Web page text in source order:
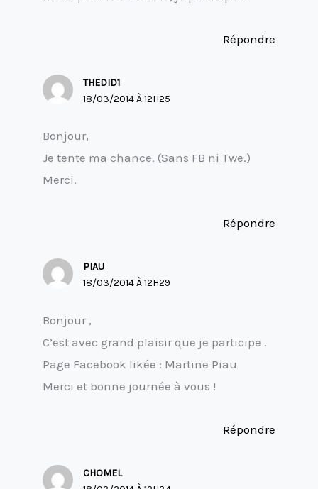
Répondre
THEDID1
18/03/2014 À 12H25
Bonjour,
Je tente ma chance. (Sans FB ni Twe.)
Merci.
Répondre
PIAU
18/03/2014 À 12H29
Bonjour ,
C’est avec grand plaisir que je participe .
Page Facebook likée : Martine Piau
Merci et bonne journée à vous !
Répondre
CHOMEL